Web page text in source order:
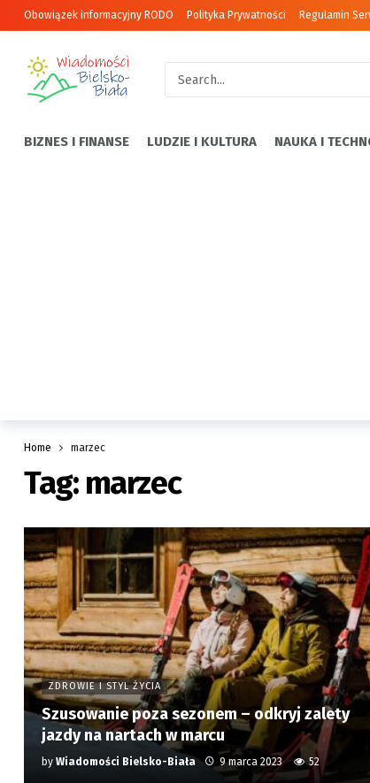
Obowiązek informacyjny RODO Polityka Prywatności Regulamin
BIZNES I FINANSE LUDZIE I KULTURA NAUKA I
Home marzec
Tag: marzec
ZDROWIE I STYL ŻYCIA
Szusowanie poza sezonem – odkryj zalety
jazdy na nartach w marcu
by Wiadomości Bielsko-Biała 9 marca 2023 52